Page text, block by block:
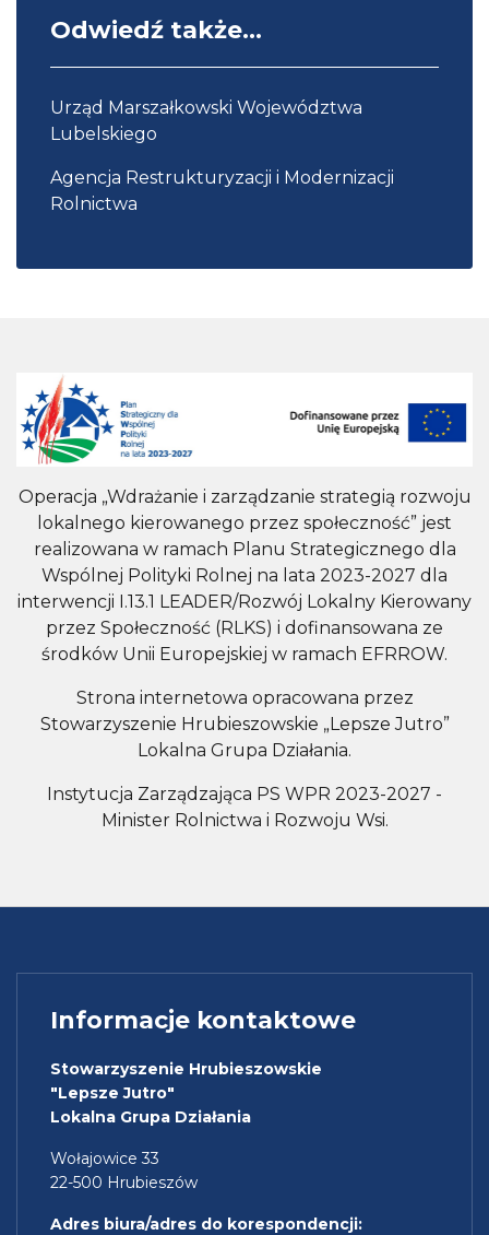
Odwiedź także...
Urząd Marszałkowski Województwa
Lubelskiego
Agencja Restrukturyzacji i Modernizacji
Rolnictwa
Operacja „Wdrażanie i zarządzanie strategią rozwoju
lokalnego kierowanego przez społeczność” jest
realizowana w ramach Planu Strategicznego dla
Wspólnej Polityki Rolnej na lata 2023-2027 dla
interwencji I.13.1 LEADER/Rozwój Lokalny Kierowany
przez Społeczność (RLKS) i dofinansowana ze
środków Unii Europejskiej w ramach EFRROW.
Strona internetowa opracowana przez
Stowarzyszenie Hrubieszowskie „Lepsze Jutro”
Lokalna Grupa Działania.
Instytucja Zarządzająca PS WPR 2023-2027 -
Minister Rolnictwa i Rozwoju Wsi.
Informacje kontaktowe
Stowarzyszenie Hrubieszowskie
"Lepsze Jutro"
Lokalna Grupa Działania
Wołajowice 33
22-500 Hrubieszów
Adres biura/adres do korespondencji: